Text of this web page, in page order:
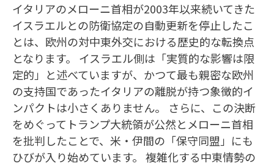
イタリアのメローニ首相が2003年以来続いてきた
イスラエルとの防衛協定の自動更新を停止したこ
とは、欧州の対中東外交における歴史的な転換点
となります。 イスラエル側は「実質的な影響は限
定的」と述べていますが、かつて最も親密な欧州
の支持国であったイタリアの離脱が持つ象徴的イ
ンパクトは小さくありません。 さらに、この決断
をめぐってトランプ大統領が公然とメローニ首相
を批判したことで、米・伊間の「保守同盟」にも
ひびが入り始めています。 複雑化する中東情勢の